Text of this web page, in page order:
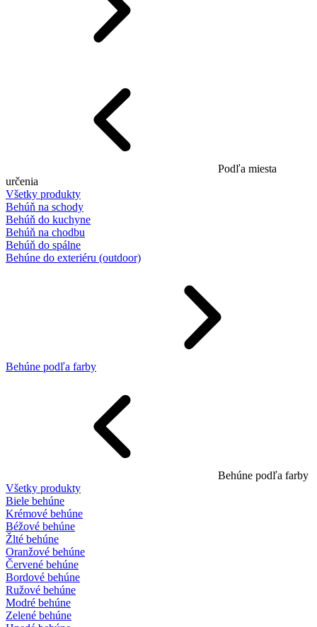
Podľa miesta
určenia
Všetky produkty
Behúň na schody
Behúň do kuchyne
Behúň na chodbu
Behúň do spálne
Behúne do exteriéru (outdoor)
Behúne podľa farby
Behúne podľa farby
Všetky produkty
Biele behúne
Krémové behúne
Béžové behúne
Žlté behúne
Oranžové behúne
Červené behúne
Bordové behúne
Ružové behúne
Modré behúne
Zelené behúne